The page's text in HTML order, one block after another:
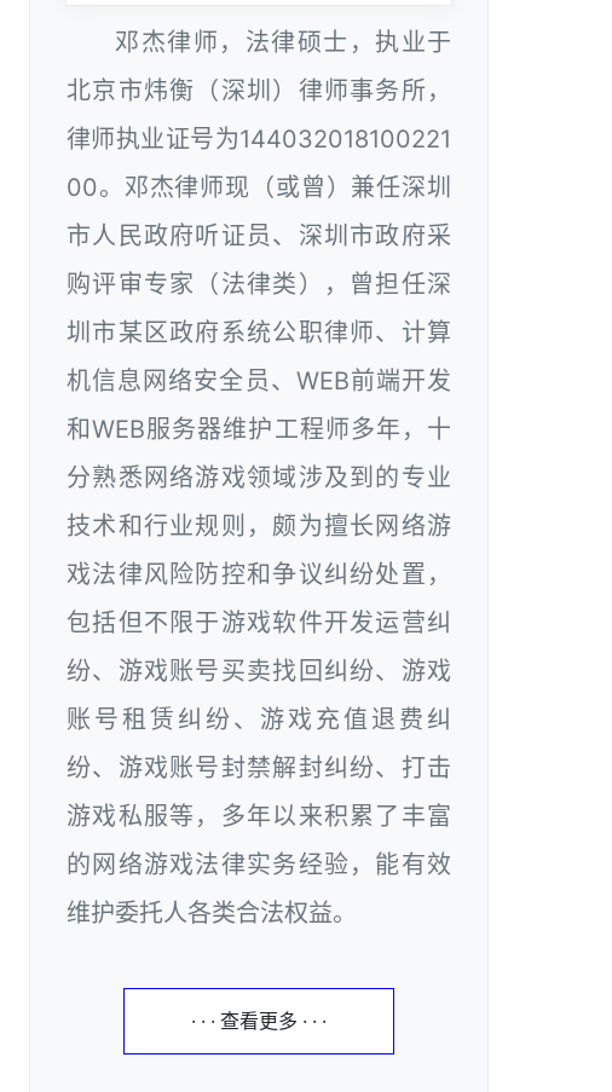
邓杰律师，法律硕士，执业于
北京市炜衡（深圳）律师事务所，
律师执业证号为144032018100221
00。邓杰律师现（或曾）兼任深圳
市人民政府听证员、深圳市政府采
购评审专家（法律类），曾担任深
圳市某区政府系统公职律师、计算
机信息网络安全员、WEB前端开发
和WEB服务器维护工程师多年，十
分熟悉网络游戏领域涉及到的专业
技术和行业规则，颇为擅长网络游
戏法律风险防控和争议纠纷处置，
包括但不限于游戏软件开发运营纠
纷、游戏账号买卖找回纠纷、游戏
账号租赁纠纷、游戏充值退费纠
纷、游戏账号封禁解封纠纷、打击
游戏私服等，多年以来积累了丰富
的网络游戏法律实务经验，能有效
维护委托人各类合法权益。
· · · 查看更多 · · ·